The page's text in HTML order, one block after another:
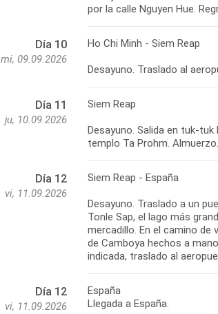
Día 10
mi, 09.09.2026
Ho Chi Minh - Siem Reap
Día 11
ju, 10.09.2026
Siem Reap
Desayuno. Salida en tuk-
Día 12
vi, 11.09.2026
Siem Reap - España
Desayuno. Traslado a un
Tonle Sap, el lago más
mercadillo. En el camino
de Camboya hechos a
Día 12
vi, 11.09.2026
España
Llegada a España.